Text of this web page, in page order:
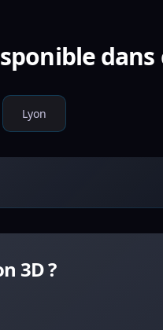
dans
Lyon
3D ?